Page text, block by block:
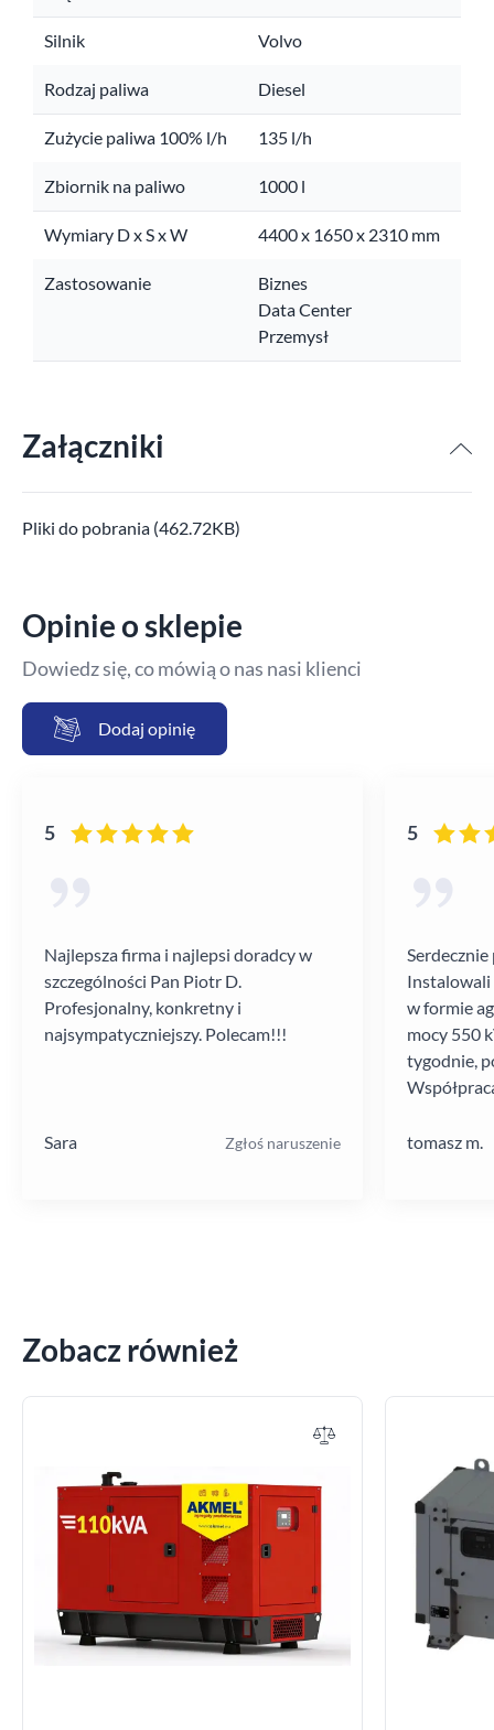
Silnik Volvo
Rodzaj paliwa Diesel
Zużycie paliwa 100% l/h 135 l/h
Zbiornik na paliwo 1000 l
Wymiary D x S x W 4400 x 1650 x 2310 mm
Zastosowanie
Biznes
Data Center
Przemysł
Załączniki
Pliki do pobrania (462.72KB)
Opinie o sklepie
Dowiedz się, co mówią o nas nasi klienci
Dodaj opinię
5
Najlepsza firma i najlepsi doradcy w
szczególności Pan Piotr D.
Profesjonalny, konkretny i
najsympatyczniejszy. Polecam!!!
Sara Zgłoś naruszenie
5
Instalowali
w formie
mocy 550
tygodnie,
tomasz m.
Zobacz również